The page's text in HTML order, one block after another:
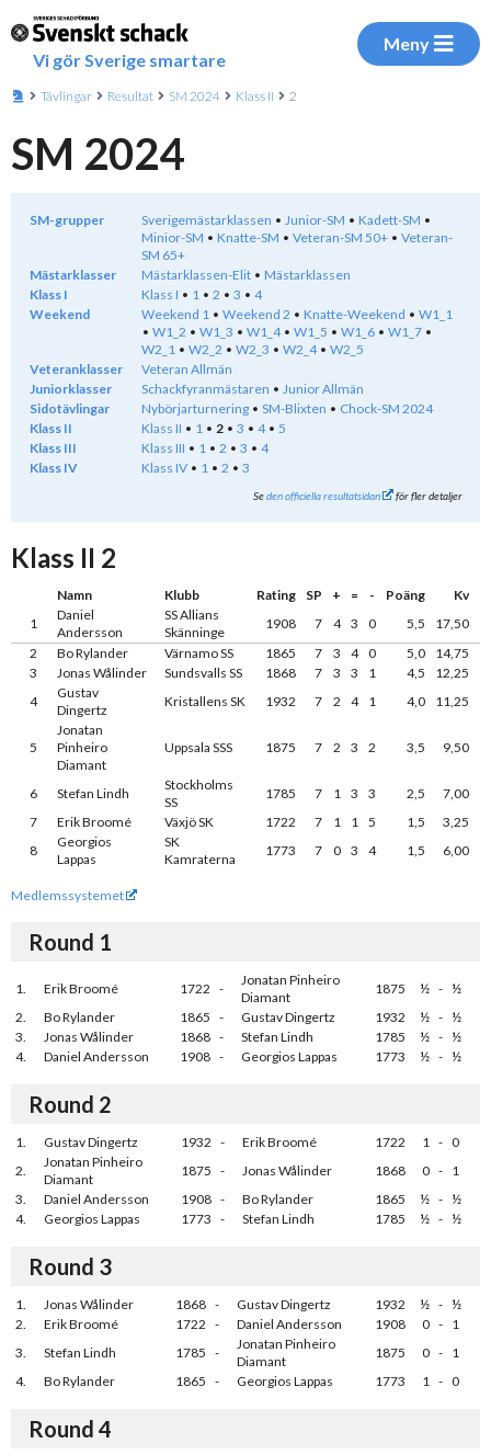
Vi gör Sverige smartare
Meny
Tävlingar Resultat SM 2024 Klass II 2
SM 2024
SM-grupper Sverigemästarklassen Junior-SM
Kadett-SM
Minior-SM
Knatte-SM Veteran-SM 50+
Veteran-
SM 65+
Mästarklasser
Mästarklassen-Elit
Mästarklassen
Klass I
Klass I 1 2 3
4
Weekend
Weekend 1 Weekend 2 Knatte-Weekend
W1_1
W1_2
W1_3 W1_4 W1_5 W1_6
W1_7
W2_1
W2_2 W2_3 W2_4
W2_5
Veteranklasser
Veteran Allmän
Juniorklasser
Schackfyranmästaren
Junior Allmän
Sidotävlingar
Nybörjarturnering SM-Blixten
Chock-SM 2024
Klass II
Klass II 1 2 3 4
5
Klass III
Klass III 1 2 3
4
Klass IV
Klass IV 1 2 3
Seden officiella resultatsidan för fler detaljer
Klass II 2
Namn Klubb Rating SP + = - Poäng
Kv
1
Daniel
Andersson
SS Allians
Skänninge
1908 7 4 3 0 5,5
17,50
2
Bo Rylander Värnamo SS 1865 7 3 4 0 5,0
14,75
3
Jonas Wålinder Sundsvalls SS 1868 7 3 3 1 4,5
12,25
4
Gustav
Dingertz
Kristallens SK 1932 7 2 4 1 4,0 11,25
5
Jonatan
Pinheiro
Diamant
Uppsala SSS 1875 7 2 3 2 3,5 9,50
6 Stefan Lindh
Stockholms
SS
1785 7 1 3 3 2,5
7,00
7
Erik Broomé Växjö SK 1722 7 1 1 5 1,5
3,25
8
Georgios
Lappas
SK
Kamraterna
1773 7 0 3 4 1,5 6,00
Medlemssystemet
Round 1
1. Erik Broomé 1722 -
Jonatan Pinheiro
Diamant
1875 ½ - ½
2.
Bo Rylander 1865 - Gustav Dingertz 1932 ½ - ½
3.
Jonas Wålinder 1868 - Stefan Lindh 1785 ½ - ½
4.
Daniel Andersson 1908 - Georgios Lappas 1773 ½ - ½
Round 2
1. Gustav Dingertz 1932 - Erik Broomé 1722 1 - 0
2.
Jonatan Pinheiro
Diamant
1875 - Jonas Wålinder 1868 0 - 1
3.
Daniel Andersson 1908 - Bo Rylander 1865 ½ - ½
4.
Georgios Lappas 1773 - Stefan Lindh 1785 ½ - ½
Round 3
1. Jonas Wålinder 1868 - Gustav Dingertz 1932 ½ - ½
2.
Erik Broomé 1722 - Daniel Andersson 1908 0 - 1
3.
Stefan Lindh 1785 -
Jonatan Pinheiro
Diamant
1875 0 - 1
4.
Bo Rylander 1865 - Georgios Lappas 1773 1 - 0
Round 4